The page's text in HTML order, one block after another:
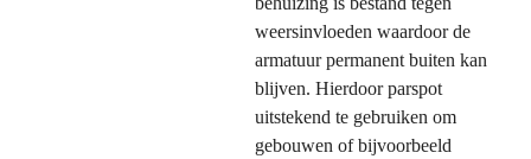
weersinvloeden waardoor de
armatuur permanent buiten kan
blijven. Hierdoor parspot
uitstekend te gebruiken om
gebouwen of bijvoorbeeld